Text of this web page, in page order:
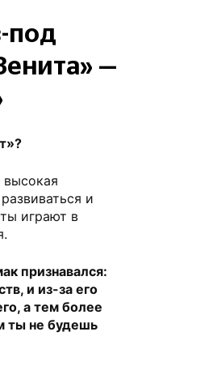
под
—
и
играют в
признавался:
и из-за его
а тем более
ты не будешь